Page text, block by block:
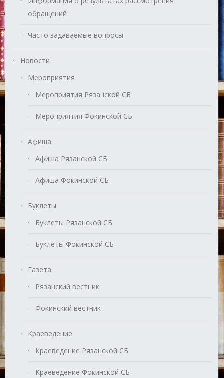
обращений
Часто задаваемые вопросы
Новости
Мероприятия
Мероприятия Рязанской СБ
Мероприятия Фокинской СБ
Афиша
Афиша Рязанской СБ
Афиша Фокинской СБ
Буклеты
Буклеты Рязанской СБ
Буклеты Фокинской СБ
Газета
Рязанский вестник
Фокинский вестник
Краеведение
Краеведение Рязанской СБ
Краеведение Фокинской СБ